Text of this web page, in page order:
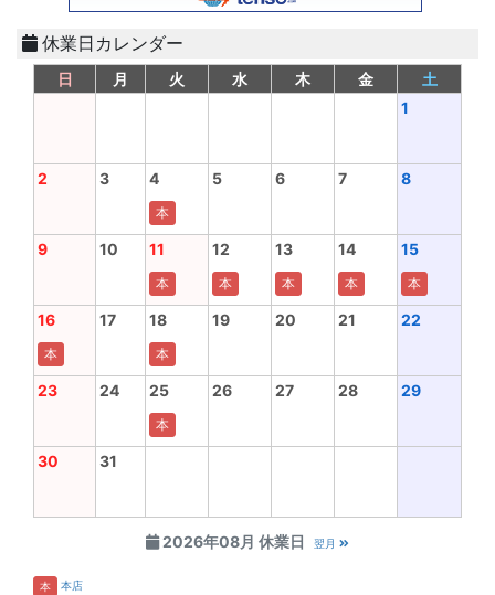
休業日カレンダー
2026年08月 休業日 翌月
日 月 火 水 木 金
土
1
2 3 4
本
5 6 7 8
9 10 11
本
12
本
13
本
14
本
15
本
16
本
17 18
本
19 20 21 22
23 24 25
本
26 27 28 29
30 31
本 本店